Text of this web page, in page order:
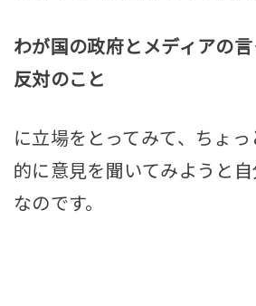
わが国の政府とメディアの
反対のこと
に立場をとってみて、ちょ
的に意見を聞いてみようと
なのです。